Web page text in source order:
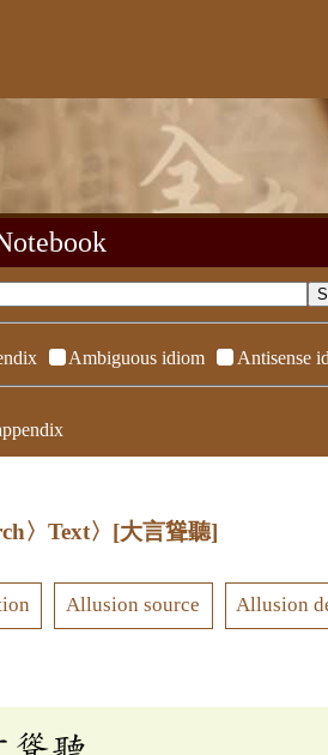
Ambiguous idiom Antisense
〉Text〉 [大言聳聽]
Allusion source Allusion